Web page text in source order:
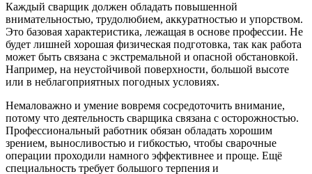
Каждый сварщик должен обладать повышенной
внимательностью, трудолюбием, аккуратностью и упорством.
Это базовая характеристика, лежащая в основе профессии. Не
будет лишней хорошая физическая подготовка, так как работа
может быть связана с экстремальной и опасной обстановкой.
Например, на неустойчивой поверхности, большой высоте
или в неблагоприятных погодных условиях.
Немаловажно и умение вовремя сосредоточить внимание,
потому что деятельность сварщика связана с осторожностью.
Профессиональный работник обязан обладать хорошим
зрением, выносливостью и гибкостью, чтобы сварочные
операции проходили намного эффективнее и проще. Ещё
специальность требует большого терпения и